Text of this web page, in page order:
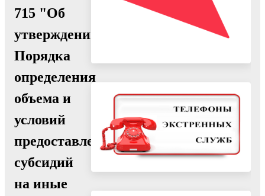
715 "Об
утверждении
Порядка
определения
объема и
условий
предоставления
субсидий
на иные